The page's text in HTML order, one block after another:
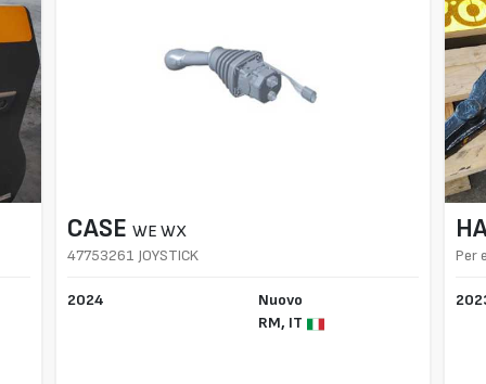
CASE WE WX
47753261 JOYSTICK
2024
Nuovo
RM, IT
Per